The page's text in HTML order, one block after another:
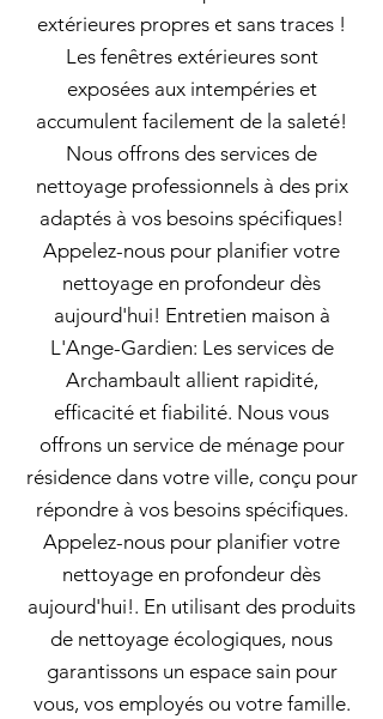
extérieures propres et sans traces !
Les fenêtres extérieures sont
exposées aux intempéries et
accumulent facilement de la saleté!
Nous offrons des services de
nettoyage professionnels à des prix
adaptés à vos besoins spécifiques!
Appelez-nous pour planifier votre
nettoyage en profondeur dès
aujourd'hui! Entretien maison à
L'Ange-Gardien: Les services de
Archambault allient rapidité,
efficacité et fiabilité. Nous vous
offrons un service de ménage pour
résidence dans votre ville, conçu pour
répondre à vos besoins spécifiques.
Appelez-nous pour planifier votre
nettoyage en profondeur dès
aujourd'hui!. En utilisant des produits
de nettoyage écologiques, nous
garantissons un espace sain pour
vous, vos employés ou votre famille.